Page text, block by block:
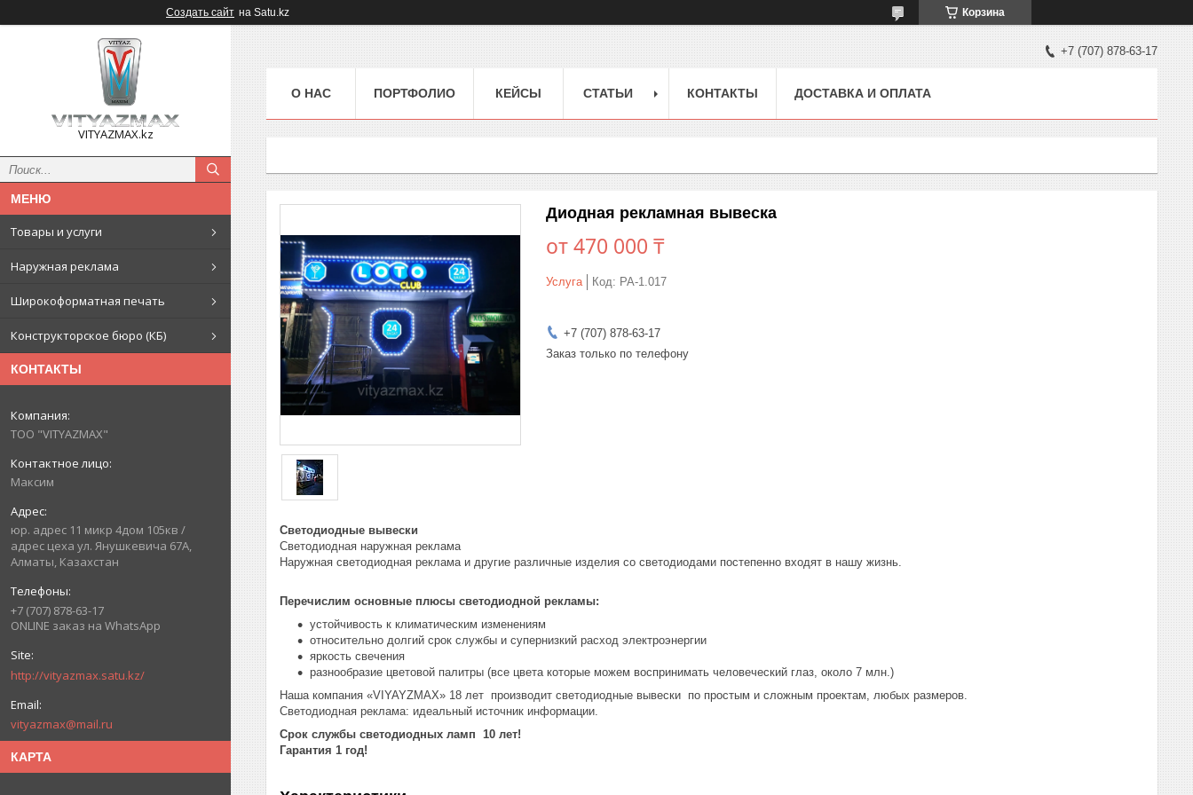
Создать сайт на Satu.kz Корзина
VITYAZMAX.kz
Товары и услуги
Наружная реклама
Широкоформатная печать
Конструкторское бюро (КБ)
КОНТАКТЫ
ТОО "VITYAZMAX"
Максим
юр. адрес 11 микр 4дом 105кв /
адрес цеха ул. Янушкевича 67А,
Алматы, Казахстан
+7 (707) 878-63-17
ONLINE заказ на WhatsApp
http://vityazmax.satu.kz/
vityazmax@mail.ru
КАРТА
+7 (707) 878-63-17
О НАС ПОРТФОЛИО КЕЙСЫ СТАТЬИ КОНТАКТЫ ДОСТАВКА И ОПЛАТА
Диодная рекламная вывеска
от470 000 ₸
Услуга Код: РА-1.017
+7 (707) 878-63-17
Заказ только по телефону
Светодиодные вывески
Светодиодная наружная реклама
Наружная светодиодная реклама и другие различные изделия со светодиодами постепенно входят в нашу жизнь.
Перечислим основные плюсы светодиодной рекламы:
устойчивость к климатическим изменениям
относительно долгий срок службы и супернизкий расход электроэнергии
яркость свечения
разнообразие цветовой палитры (все цвета которые можем воспринимать человеческий глаз, около 7 млн.)
Наша компания «VIYAYZMAX» 18 лет производит светодиодные вывески по простым и сложным проектам, любых размеров.
Светодиодная реклама: идеальный источник информации.
Срок службы светодиодных ламп 10 лет!
Гарантия 1 год!